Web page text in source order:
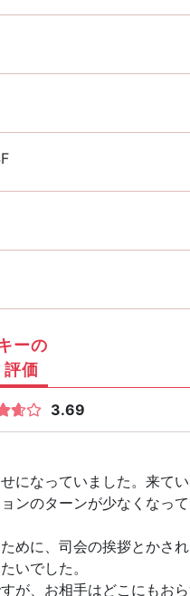
ーの
評価
3.69
になっていました。来て
ンのターンが少なくなっ
めに、司会の挨拶とかさ
いでした。
が、お相手はどこにもお